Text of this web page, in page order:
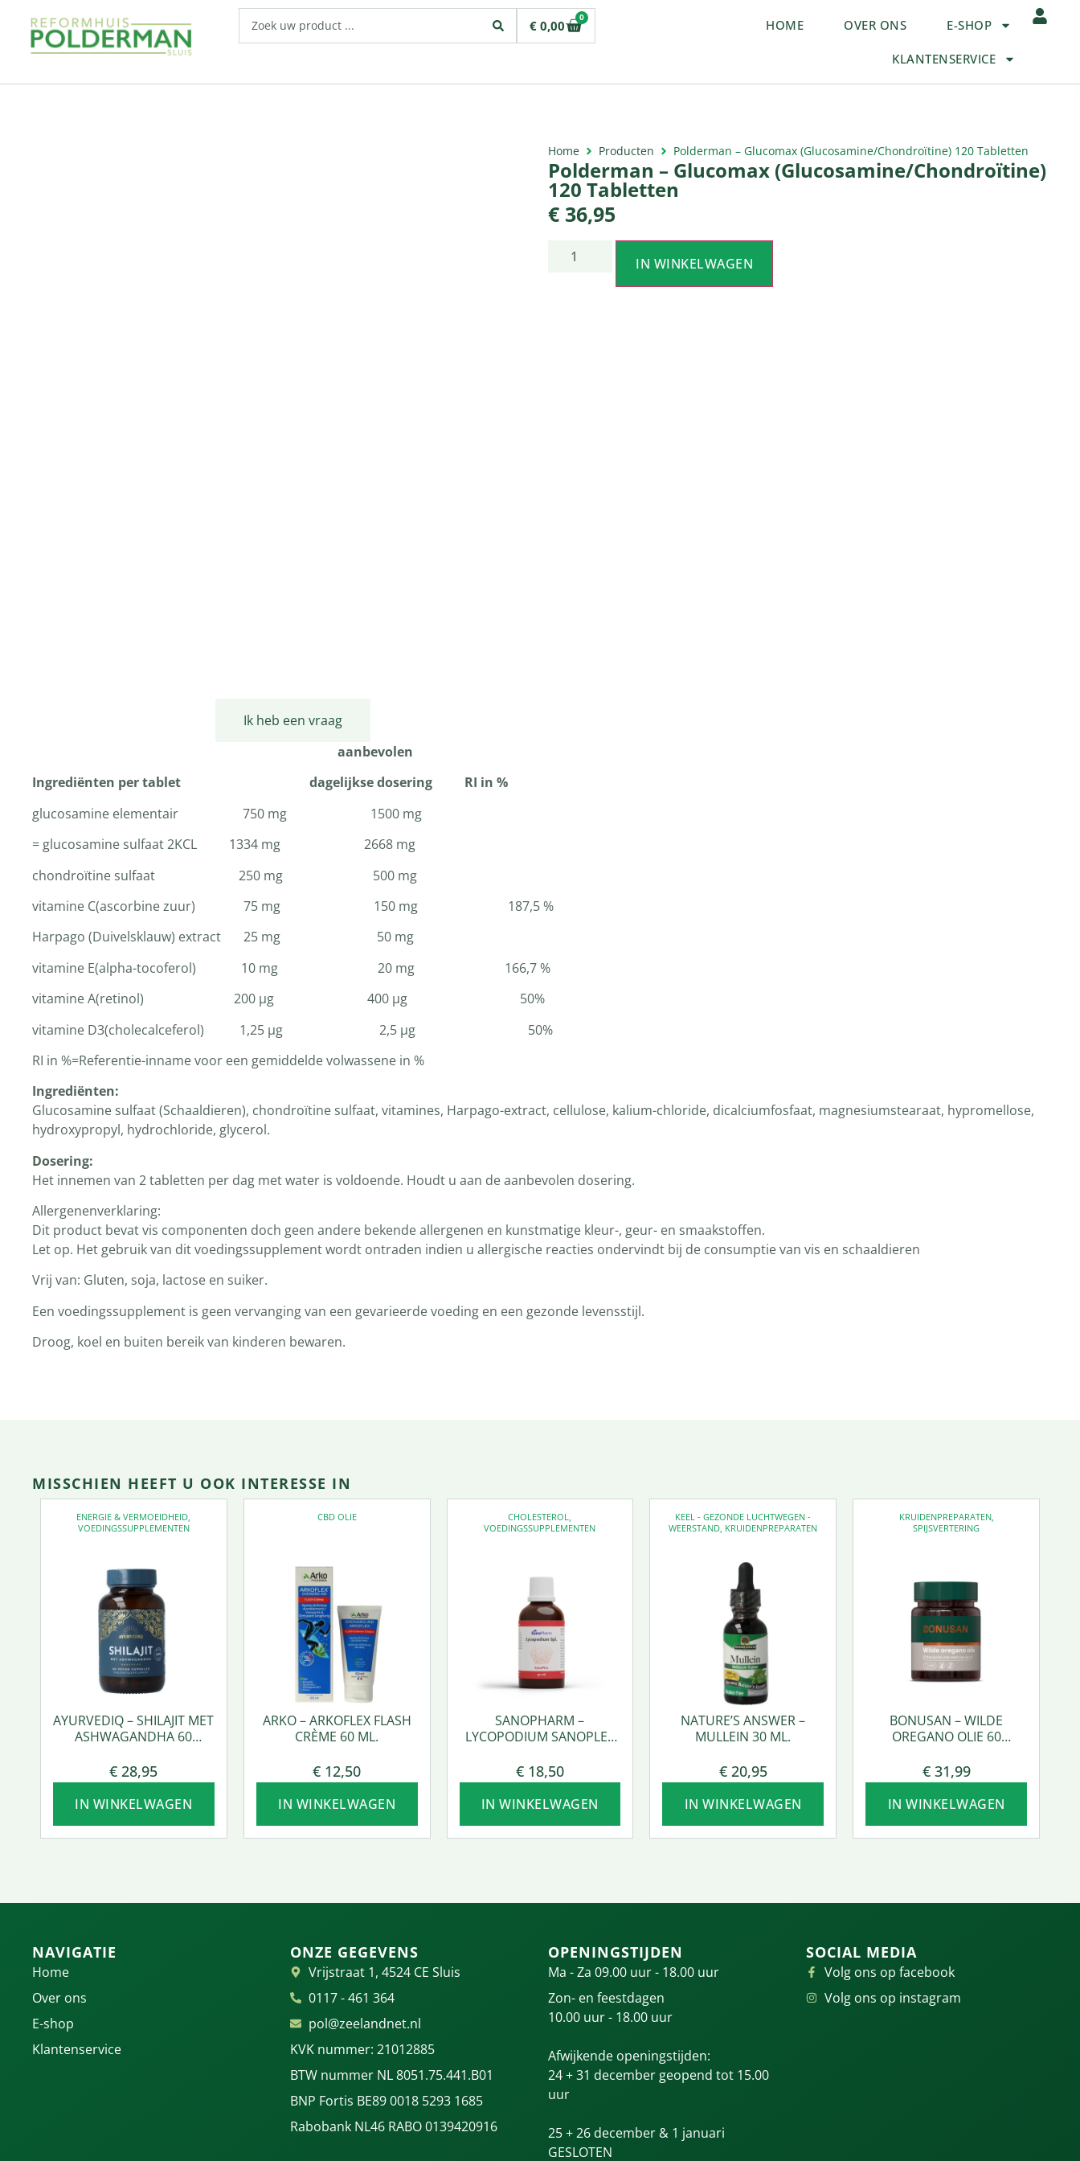
€ 0,00
0 HOME OVER ONS E-SHOP
KLANTENSERVICE
Home Producten Polderman – Glucomax (Glucosamine/Chondroïtine) 120 Tabletten
Polderman – Glucomax (Glucosamine/Chondroïtine)
120 Tabletten
€ 36,95
IN WINKELWAGEN
Ik heb een vraag
aanbevolen
Ingrediënten per tablet dagelijkse dosering RI in %
glucosamine elementair 750 mg 1500 mg
= glucosamine sulfaat 2KCL 1334 mg 2668 mg
chondroïtine sulfaat 250 mg 500 mg
vitamine C(ascorbine zuur) 75 mg 150 mg 187,5 %
Harpago (Duivelsklauw) extract 25 mg 50 mg
vitamine E(alpha-tocoferol) 10 mg 20 mg 166,7 %
vitamine A(retinol) 200 µg 400 µg 50%
vitamine D3(cholecalceferol) 1,25 µg 2,5 µg 50%
RI in %=Referentie-inname voor een gemiddelde volwassene in %
Ingrediënten:
Glucosamine sulfaat (Schaaldieren), chondroïtine sulfaat, vitamines, Harpago-extract, cellulose, kalium-chloride, dicalciumfosfaat, magnesiumstearaat, hypromellose,
hydroxypropyl, hydrochloride, glycerol.
Dosering:
Het innemen van 2 tabletten per dag met water is voldoende. Houdt u aan de aanbevolen dosering.
Allergenenverklaring:
Dit product bevat vis componenten doch geen andere bekende allergenen en kunstmatige kleur-, geur- en smaakstoffen.
Let op. Het gebruik van dit voedingssupplement wordt ontraden indien u allergische reacties ondervindt bij de consumptie van vis en schaaldieren
Vrij van: Gluten, soja, lactose en suiker.
Een voedingssupplement is geen vervanging van een gevarieerde voeding en een gezonde levensstijl.
Droog, koel en buiten bereik van kinderen bewaren.
MISSCHIEN HEEFT U OOK INTERESSE IN
ENERGIE & VERMOEIDHEID
VOEDINGSSUPPLEMENTEN
AYURVEDIQ – SHILAJIT MET
ASHWAGANDHA 60
€ 28,95
IN WINKELWAGEN
CBD OLIE
ARKO – ARKOFLEX FLASH
CRÈME 60 ML.
€ 12,50
IN WINKELWAGEN
CHOLESTEROL
VOEDINGSSUPPLEMENTEN
SANOPHARM –
LYCOPODIUM SANOPLEX
€18,50
IN WINKELWAGEN
KEEL - GEZONDE LUCHTWEGEN -
WEERSTAND KRUIDENPREPARATEN
NATURE’S ANSWER –
MULLEIN 30 ML.
€20,95
IN WINKELWAGEN
KRUIDENPREPARATEN,
SPIJSVERTERING
BONUSAN – WILDE
OREGANO OLIE 60
€31,99
IN WINKELWAGEN
NAVIGATIE
Home
Over ons
E-shop
Klantenservice
ONZE GEGEVENS
Vrijstraat 1, 4524 CE Sluis
0117 - 461 364
pol@zeelandnet.nl
KVK nummer: 21012885
BTW nummer NL 8051.75.441.B01
BNP Fortis BE89 0018 5293 1685
Rabobank NL46 RABO 0139420916
OPENINGSTIJDEN
Ma - Za 09.00 uur - 18.00 uur
Zon- en feestdagen
10.00 uur - 18.00 uur
Afwijkende openingstijden:
24 + 31 december geopend tot 15.00
uur
25 + 26 december & 1 januari
GESLOTEN
SOCIAL MEDIA
Volg ons op facebook
Volg ons op instagram